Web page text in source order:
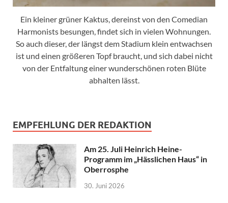
Ein kleiner grüner Kaktus, dereinst von den Comedian
Harmonists besungen, findet sich in vielen Wohnungen.
So auch dieser, der längst dem Stadium klein entwachsen
ist und einen größeren Topf braucht, und sich dabei nicht
von der Entfaltung einer wunderschönen roten Blüte
abhalten lässt.
EMPFEHLUNG DER REDAKTION
Am 25. Juli Heinrich Heine-
Programm im „Hässlichen Haus“ in
Oberrosphe
30. Juni 2026